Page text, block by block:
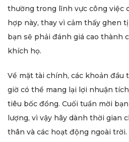
thường trong lĩnh vực công việc
hợp này, thay vì cảm thấy ghen
bạn sẽ phải đánh giá cao thành
khích họ.
Về mặt tài chính, các khoản đầu
giờ có thể mang lại lợi nhuận
tiêu bốc đồng. Cuối tuần mời
lượng, vì vậy hãy dành thời gian
thân và các hoạt động ngoài trời.